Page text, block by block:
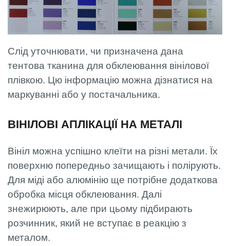
Слід уточнювати, чи призначена дана
тентова тканина для обклеювання вінілової
плівкою. Цю інформацію можна дізнатися на
маркуванні або у постачальника.
ВІНІЛОВІ АПЛІКАЦІЇ НА МЕТАЛІ
Вініл можна успішно клеїти на різні метали. Їх
поверхню попередньо зачищають і полірують.
Для міді або алюмінію ще потрібне додаткова
обробка місця обклеювання. Далі
знежирюють, але при цьому підбирають
розчинник, який не вступає в реакцію з
металом.